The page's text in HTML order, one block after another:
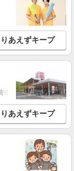
りあえずキープ
・太田市・館林市
りあえずキープ